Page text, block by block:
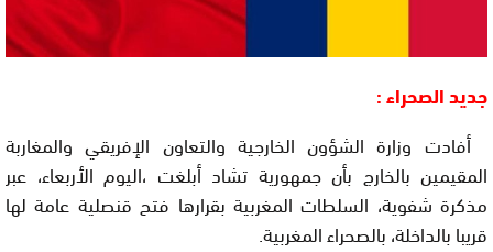
جديد الصحراء :
أفادت وزارة الشؤون الخارجية والتعاون الإفريقي والمغاربة
المقيمين بالخارج بأن جمهورية تشاد أبلغت ،اليوم الأربعاء، عبر
مذكرة شفوية، السلطات المغربية بقرارها فتح قنصلية عامة لها
قريبا بالداخلة، بالصحراء المغربية.